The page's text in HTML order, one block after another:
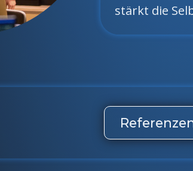
stärkt die